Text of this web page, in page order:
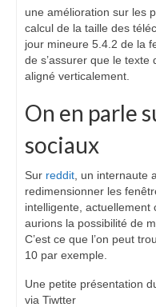
une amélioration sur les
calcul de la taille des
jour mineure 5.4.2 de la
de s’assurer que le
aligné verticalement.
On en parle
sociaux
Sur reddit , un internaute
redimensionner les
intelligente, actuellement
aurions la possibilité de
C’est ce que l’on peut
10 par exemple.
Une petite présentation
via Tiwtter